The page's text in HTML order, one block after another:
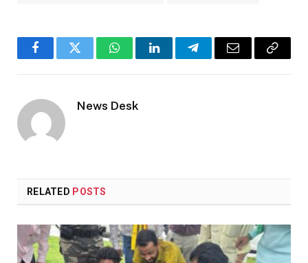
FacebookTwitter WhatsAppLinkedInTelegramEmail
Copy
News Desk
RELATED POSTS